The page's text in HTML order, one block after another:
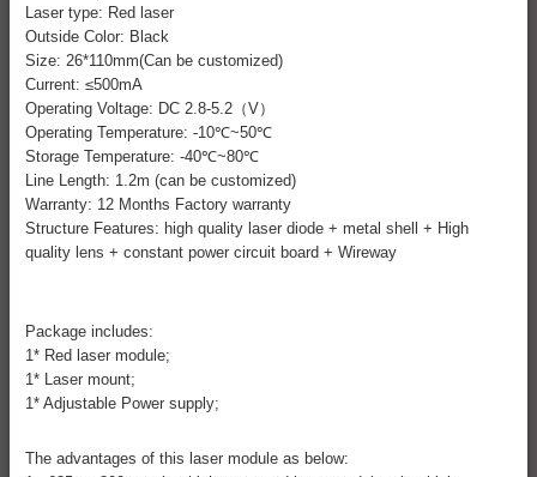
Laser type: Red laser
Outside Color: Black
Size: 26*110mm(Can be customized)
Current: ≤500mA
Operating Voltage: DC 2.8-5.2（V）
Operating Temperature: -10℃~50℃
Storage Temperature: -40℃~80℃
Line Length: 1.2m (can be customized)
Warranty: 12 Months Factory warranty
Structure Features: high quality laser diode + metal shell + High
quality lens + constant power circuit board + Wireway
Package includes:
1* Red laser module;
1* Laser mount;
1* Adjustable Power supply;
The advantages of this laser module as below: